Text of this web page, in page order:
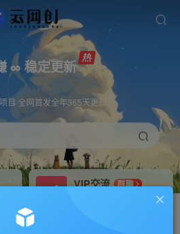
∞ 稳定更新
目 全网首发全年365天更新
VIP交流
群聊
研究探讨更多创业项目路子。